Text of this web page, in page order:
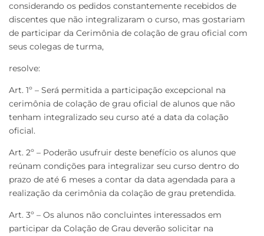
considerando os pedidos constantemente recebidos de
discentes que não integralizaram o curso, mas gostariam
de participar da Cerimônia de colação de grau oficial com
seus colegas de turma,
resolve:
Art. 1º – Será permitida a participação excepcional na
cerimônia de colação de grau oficial de alunos que não
tenham integralizado seu curso até a data da colação
oficial.
Art. 2º – Poderão usufruir deste benefício os alunos que
reúnam condições para integralizar seu curso dentro do
prazo de até 6 meses a contar da data agendada para a
realização da cerimônia da colação de grau pretendida.
Art. 3º – Os alunos não concluintes interessados em
participar da Colação de Grau deverão solicitar na